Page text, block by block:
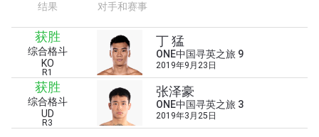
结果 对手和赛事
获胜
综合格斗
KO
R1
丁 猛
ONE中国寻英之旅 9
2019年9月23日
获胜
综合格斗
UD
R3
张泽豪
ONE中国寻英之旅 3
2019年3月25日
对手
浏览了解更多
在任何地域观看ONE冠军赛，现在注册获得权限了
解最新资讯、解锁特别福利以及优先机遇获得直播
场次的最佳座位！
邮箱